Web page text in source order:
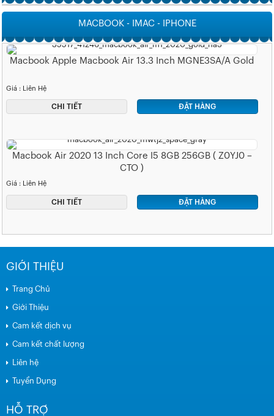
MACBOOK - IMAC - IPHONE
Macbook Apple Macbook Air 13.3 Inch MGNE3SA/A Gold
Giá : Liên Hệ
CHI TIẾT ĐẶT HÀNG
Macbook Air 2020 13 Inch Core I5 8GB 256GB ( Z0YJ0 –
CTO )
Giá : Liên Hệ
CHI TIẾT ĐẶT HÀNG
GIỚI THIỆU
Trang Chủ
Giới Thiệu
Cam kết dịch vụ
Cam kết chất lượng
Liên hệ
Tuyển Dụng
HỖ TRỢ